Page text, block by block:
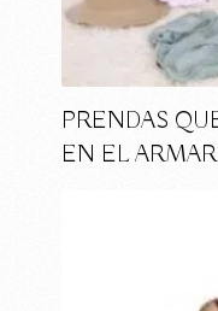
PRENDAS
EN EL